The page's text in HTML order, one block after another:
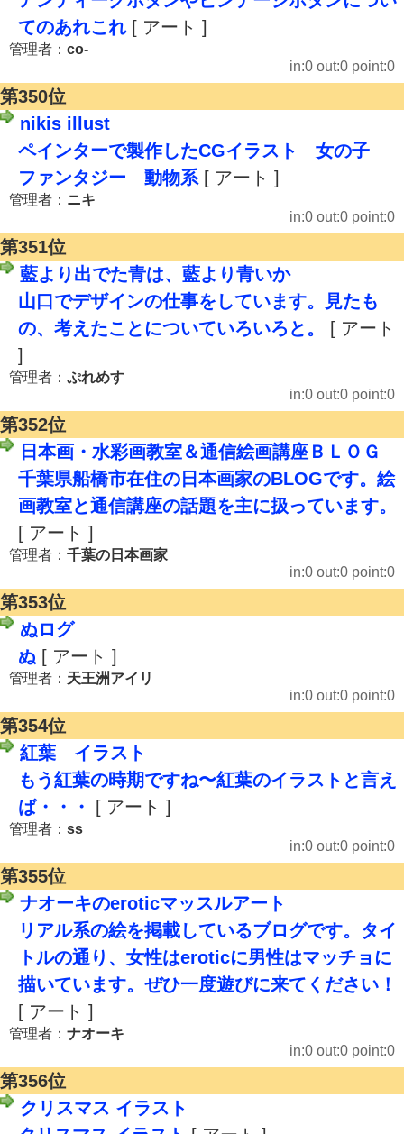
てのあれこれ[ アート ]
管理者： co-
in:0 out:0 point:0
第350位
nikis illust
ペインターで製作したCGイラスト 女の子
ファンタジー 動物系 [ アート ]
管理者： ニキ
in:0 out:0 point:0
第351位
藍より出でた青は、藍より青いか
山口でデザインの仕事をしています。見たも
の、考えたことについていろいろと。
[ アート
]
管理者： ぷれめす
in:0 out:0 point:0
第352位
日本画・水彩画教室＆通信絵画講座ＢＬＯＧ
千葉県船橋市在住の日本画家のBLOGです。絵
画教室と通信講座の話題を主に扱っています。
[ アート ]
管理者： 千葉の日本画家
in:0 out:0 point:0
第353位
ぬログ
ぬ [ アート ]
管理者： 天王洲アイリ
in:0 out:0 point:0
第354位
紅葉 イラスト
もう紅葉の時期ですね〜紅葉のイラストと言え
ば・・・
[ アート ]
管理者： ss
in:0 out:0 point:0
第355位
ナオーキのeroticマッスルアート
リアル系の絵を掲載しているブログです。タイ
トルの通り、女性はeroticに男性はマッチョに
描いています。ぜひ一度遊びに来てください！
[ アート ]
管理者： ナオーキ
in:0 out:0 point:0
第356位
クリスマス イラスト